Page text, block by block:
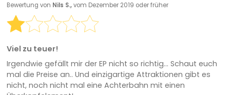
Bewertung von Nils S.,vom Dezember 2019 oder früher
Viel zu teuer!
Irgendwie gefällt mir der EP nicht so richtig... Schaut euch
mal die Preise an.. Und einzigartige Attraktionen gibt es
nicht, noch nicht mal eine Achterbahn mit einen